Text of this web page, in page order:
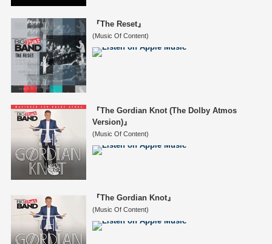
『The Reset』
(Music Of Content)
『The Gordian Knot (The Dolby Atmos
Version)』
(Music Of Content)
『The Gordian Knot』
(Music Of Content)